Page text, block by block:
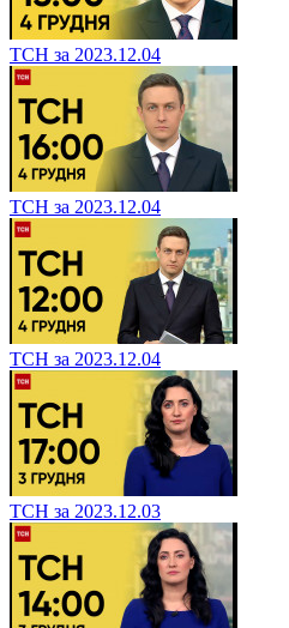
ТСН за 2023.12.04
ТСН за 2023.12.04
ТСН за 2023.12.04
ТСН за 2023.12.03